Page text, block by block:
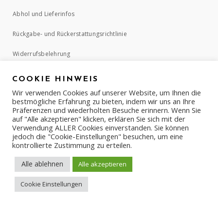
Abhol und Lieferinfos
Rückgabe- und Rückerstattungsrichtlinie
Widerrufsbelehrung
ZAHLUNGSMETHODEN
COOKIE HINWEIS
Wir verwenden Cookies auf unserer Website, um Ihnen die
bestmögliche Erfahrung zu bieten, indem wir uns an Ihre
Präferenzen und wiederholten Besuche erinnern. Wenn Sie
auf "Alle akzeptieren" klicken, erklären Sie sich mit der
Verwendung ALLER Cookies einverstanden. Sie können
jedoch die "Cookie-Einstellungen" besuchen, um eine
kontrollierte Zustimmung zu erteilen.
Alle ablehnen Alle akzeptieren
Cookie Einstellungen